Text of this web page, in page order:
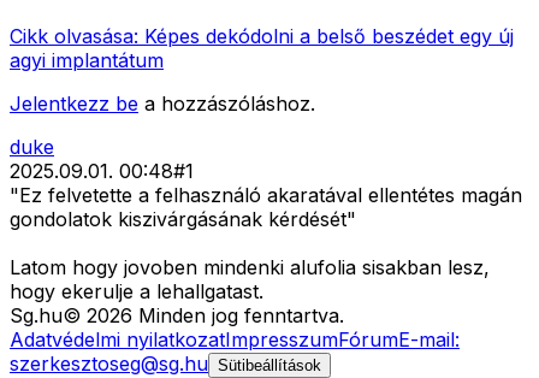
Cikk olvasása: Képes dekódolni a belső beszédet egy új
agyi implantátum
Jelentkezz be a hozzászóláshoz.
duke
2025.09.01. 00:48#1
"Ez felvetette a felhasználó akaratával ellentétes magán
gondolatok kiszivárgásának kérdését"
Latom hogy jovoben mindenki alufolia sisakban lesz,
hogy ekerulje a lehallgatast.
Sg.hu© 2026 Minden jog fenntartva.
Adatvédelmi nyilatkozatImpresszumFórumE-mail:
szerkesztoseg@sg.hu Sütibeállítások